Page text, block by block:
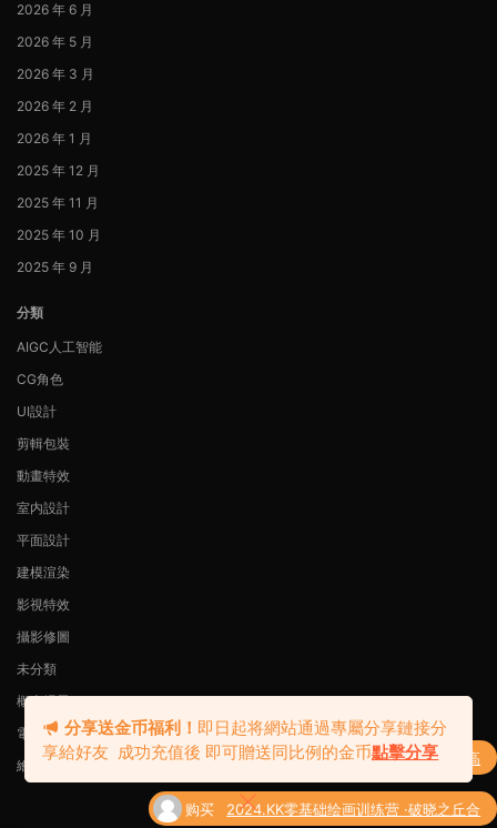
2026 年 6 月
2026 年 5 月
2026 年 3 月
2026 年 2 月
2026 年 1 月
2025 年 12 月
2025 年 11 月
2025 年 10 月
2025 年 9 月
分類
AIGC人工智能
CG角色
UI設計
剪輯包裝
動畫特效
室内設計
平面設計
建模渲染
影視特效
攝影修圖
未分類
概念場景
電商設計
繪畫插畫
自豪的采用Modown主題
分享送金币福利！ 即日起将網站通過專屬分享鏈接分
享給好友 成功充值後 即可贈送同比例的金币點擊分享
購買
了
Radio電波Blender零基礎動态海報課（高
清畫質帶素材）
购买
2024.KK零基础绘画训练营 ·破晓之丘合